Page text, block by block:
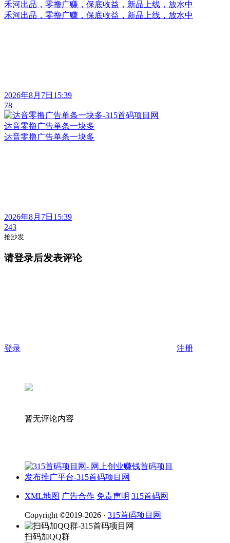
禾河出品，零撸广赚，保底收益，新品上线，放水中
禾河出品，零撸广赚，保底收益，新品上线，放水中
2026年8月7日15:39
78
达音零撸广告单条一块多
达音零撸广告单条一块多
2026年8月7日15:39
243
抢沙发
请登录后发表评论
登录 注册
暂无评论内容
XML地图 广告合作 免责声明 315首码网
Copyright ©2019-2026 · 315首码项目网
扫码加QQ群